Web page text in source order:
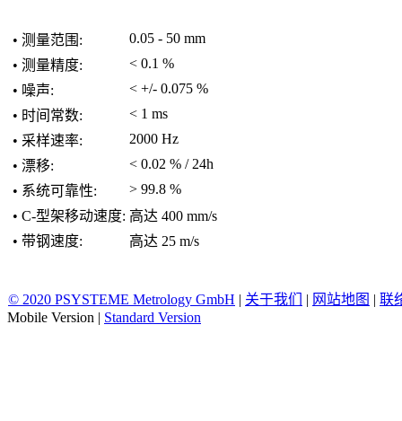
• 测量范围:
0.05 - 50 mm
• 测量精度:
< 0.1 %
• 噪声:
< +/- 0.075 %
• 时间常数:
< 1 ms
• 采样速率:
2000 Hz
• 漂移:
< 0.02 % / 24h
• 系统可靠性:
> 99.8 %
• C-型架移动速度: 高达 400 mm/s
• 带钢速度:
高达 25 m/s
© 2020 PSYSTEME Metrology GmbH | 关于我们 | 网站地图 | 联
Mobile Version | Standard Version